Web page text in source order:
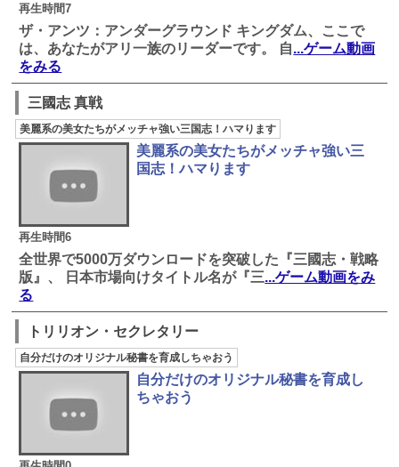
再生時間7
ザ・アンツ：アンダーグラウンド キングダム、ここで
は、あなたがアリ一族のリーダーです。 自...ゲーム動画
をみる
三國志 真戦
美麗系の美女たちがメッチャ強い三国志！ハマります
再生時間6
美麗系の美女たちがメッチャ強い三
国志！ハマります
全世界で5000万ダウンロードを突破した『三國志・戦略
版』、 日本市場向けタイトル名が『三...ゲーム動画をみ
る
トリリオン・セクレタリー
自分だけのオリジナル秘書を育成しちゃおう
自分だけのオリジナル秘書を育成し
ちゃおう